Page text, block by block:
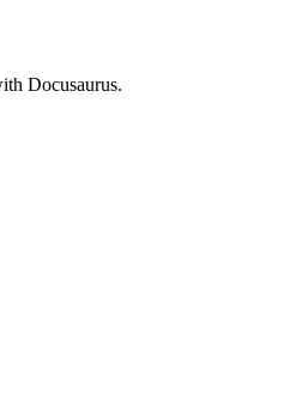
Docusaurus.